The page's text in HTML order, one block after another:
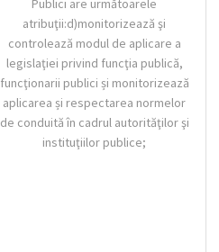
Publici are următoarele
atribuţii:d)monitorizează şi
controlează modul de aplicare a
legislaţiei privind funcţia publică,
funcţionarii publici și monitorizează
aplicarea și respectarea normelor
de conduită în cadrul autorităţilor şi
instituţiilor publice;